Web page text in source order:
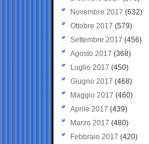
Novembre 2017 (632)
Ottobre 2017 (579)
Settembre 2017 (456)
Agosto 2017 (368)
Luglio 2017 (450)
Giugno 2017 (468)
Maggio 2017 (460)
Aprile 2017 (439)
Marzo 2017 (480)
Febbraio 2017 (420)